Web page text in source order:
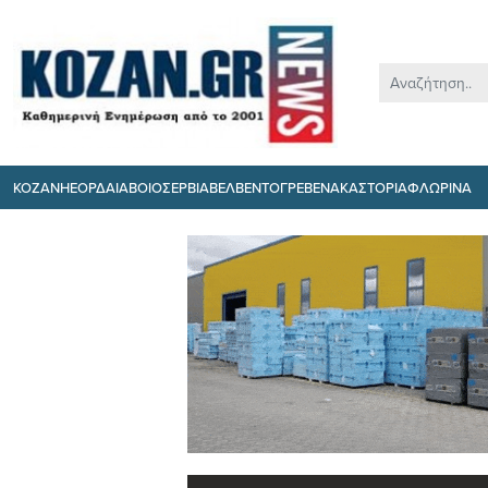
ΚΟΖΑΝΗΕΟΡΔΑΙΑΒΟΙΟΣΕΡΒΙΑΒΕΛΒΕΝΤΟΓΡΕΒΕΝΑΚΑΣΤΟΡΙΑΦΛΩΡΙΝΑ